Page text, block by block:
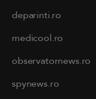
deparinti.ro
medicool.ro
observatornews.ro
spynews.ro